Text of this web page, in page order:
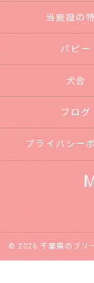
当施設の
パピー
犬舎
ブログ
プライバシー
© 2026 千葉県のブリ